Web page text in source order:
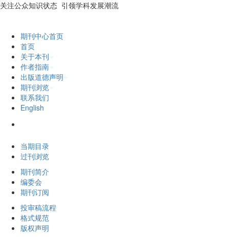
关注公众知识状态 引领学科发展潮流
期刊中心首页
首页
关于本刊
作者指南
出版道德声明
期刊浏览
联系我们
English
当期目录
过刊浏览
期刊简介
编委会
期刊订阅
投审稿流程
格式规范
版权声明